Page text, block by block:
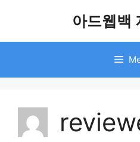
아드웹백